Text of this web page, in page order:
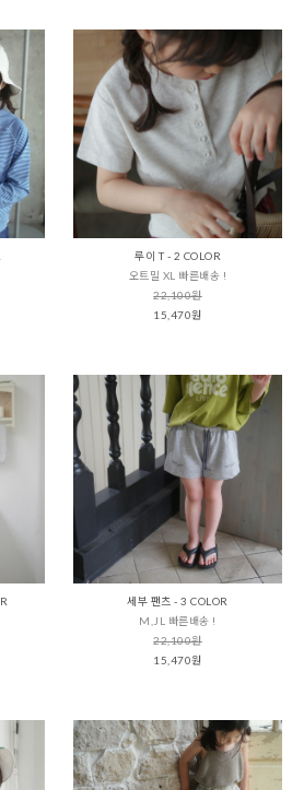
루이 T - 2 COLOR
오트밀 XL 빠른배송 !
22,100원
15,470원
세부 팬츠 - 3 COLOR
M,JL 빠른배송 !
22,100원
15,470원